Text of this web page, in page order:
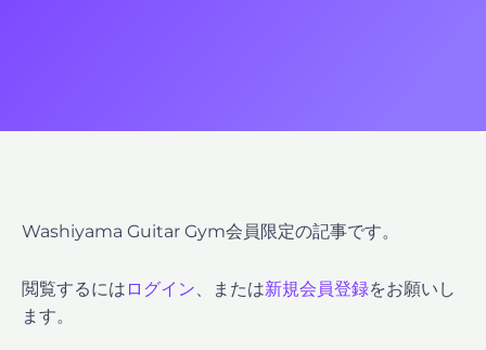
Washiyama Guitar Gym会員限定の記事です。
閲覧するには ログイン、または新規会員登録をお願いし
ます。